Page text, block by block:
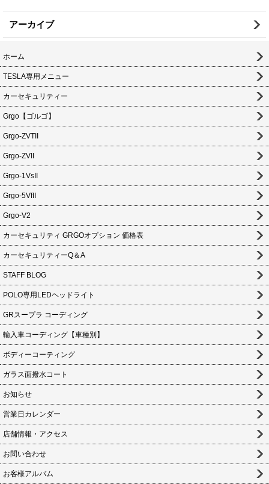
アーカイブ
ホーム
TESLA専用メニュー
カーセキュリティー
Grgo【ゴルゴ】
Grgo-ZVTII
Grgo-ZVII
Grgo-1VsII
Grgo-5VfII
Grgo-V2
カーセキュリティ GRGOオプション 価格表
カーセキュリティーQ＆A
STAFF BLOG
POLO専用LEDヘッドライト
GRスープラ コーディング
輸入車コーディング【車種別】
ボディーコーティング
ガラス面撥水コート
お知らせ
営業日カレンダー
店舗情報・アクセス
お問い合わせ
お客様アルバム